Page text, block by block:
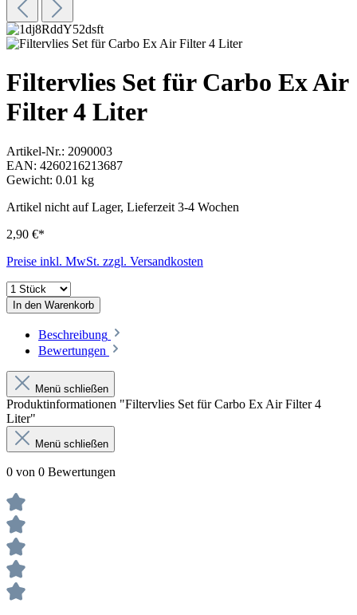
Filtervlies Set für Carbo Ex Air
Filter 4 Liter
Artikel-Nr.: 2090003
EAN: 4260216213687
Gewicht: 0.01 kg
Artikel nicht auf Lager, Lieferzeit 3-4 Wochen
2,90 €*
Preise inkl. MwSt. zzgl. Versandkosten
In den Warenkorb
Beschreibung
Bewertungen
Menü schließen
Produktinformationen "Filtervlies Set für Carbo Ex Air Filter 4
Liter"
Menü schließen
0 von 0 Bewertungen